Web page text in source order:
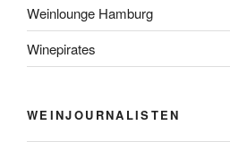
Weinlounge Hamburg
Winepirates
WEINJOURNALISTEN